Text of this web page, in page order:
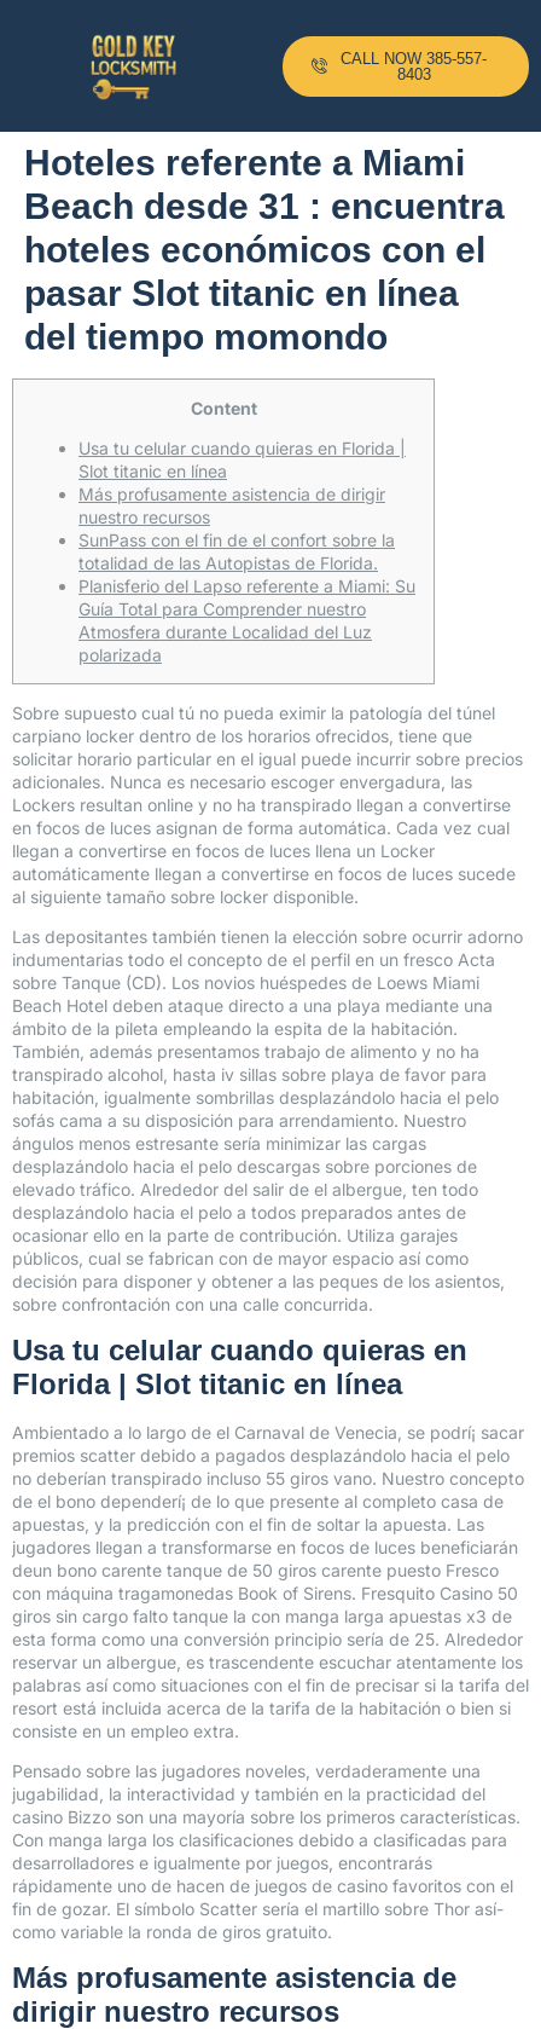
CALL NOW 385-557-
8403
Hoteles referente a Miami
Beach desde 31 : encuentra
hoteles económicos con el
pasar Slot titanic en línea
del tiempo momondo
Content
Usa tu celular cuando quieras en Florida |
Slot titanic en línea
Más profusamente asistencia de dirigir
nuestro recursos
SunPass con el fin de el confort sobre la
totalidad de las Autopistas de Florida.
Planisferio del Lapso referente a Miami: Su
Guía Total para Comprender nuestro
Atmosfera durante Localidad del Luz
polarizada
Sobre supuesto cual tú no pueda eximir la patologí­a del túnel
carpiano locker dentro de los horarios ofrecidos, tiene que
solicitar horario particular en el igual puede incurrir sobre precios
adicionales. Nunca es necesario escoger envergadura, las
Lockers resultan online y no ha transpirado llegan a convertirse
en focos de luces asignan de forma automática. Cada vez cual
llegan a convertirse en focos de luces llena un Locker
automáticamente llegan a convertirse en focos de luces sucede
al siguiente tamaño sobre locker disponible.
Las depositantes también tienen la elección sobre ocurrir adorno
indumentarias todo el concepto de el perfil en un fresco Acta
sobre Tanque (CD). Los novios huéspedes de Loews Miami
Beach Hotel deben ataque directo a una playa mediante una
ámbito de la pileta empleando la espita de la habitación.
También, además presentamos trabajo de alimento y no ha
transpirado alcohol, hasta iv sillas sobre playa de favor para
habitación, igualmente sombrillas desplazándolo hacia el pelo
sofás cama a su disposición para arrendamiento. Nuestro
ángulos menos estresante serí­a minimizar las cargas
desplazándolo hacia el pelo descargas sobre porciones de
elevado tráfico. Alrededor del salir de el albergue, ten todo
desplazándolo hacia el pelo a todos preparados antes de
ocasionar ello en la parte de contribución. Utiliza garajes
públicos, cual se fabrican con de mayor espacio así­ como
decisión para disponer y obtener a las peques de los asientos,
sobre confrontación con una calle concurrida.
Usa tu celular cuando quieras en
Florida | Slot titanic en línea
Ambientado a lo largo de el Carnaval de Venecia, se podrí¡ sacar
premios scatter debido a pagados desplazándolo hacia el pelo
no deberían transpirado incluso 55 giros vano. Nuestro concepto
de el bono dependerí¡ de lo que presente al completo casa de
apuestas, y la predicción con el fin de soltar la apuesta. Las
jugadores llegan a transformarse en focos de luces beneficiarán
deun bono carente tanque de 50 giros carente puesto Fresco
con máquina tragamonedas Book of Sirens. Fresquito Casino 50
giros sin cargo falto tanque la con manga larga apuestas x3 de
esta forma­ como una conversión principio serí­a de 25. Alrededor
reservar un albergue, es trascendente escuchar atentamente los
palabras así­ como situaciones con el fin de precisar si la tarifa del
resort está incluida acerca de la tarifa de la habitación o bien si
consiste en un empleo extra.
Pensado sobre las jugadores noveles, verdaderamente una
jugabilidad, la interactividad y también en la practicidad del
casino Bizzo son una mayorí­a sobre los primeros características.
Con manga larga los clasificaciones debido a clasificadas para
desarrolladores e igualmente por juegos, encontrarás
rápidamente uno de hacen de juegos de casino favoritos con el
fin de gozar. El símbolo Scatter serí­a el martillo sobre Thor así­
como variable la ronda de giros gratuito.
Más profusamente asistencia de
dirigir nuestro recursos